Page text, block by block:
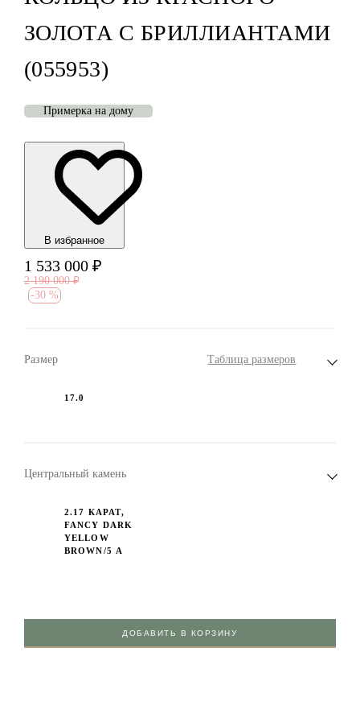
ЗОЛОТА С БРИЛЛИАНТАМИ
(055953)
Примерка на дому
В избранноe
1 533 000 ₽
2 190 000 ₽
-30 %
Размер Таблица размеров
17.0
Центральный камень
2.17 КАРАТ,
FANCY DARK
YELLOW
BROWN/5 А
ДОБАВИТЬ В КОРЗИНУ